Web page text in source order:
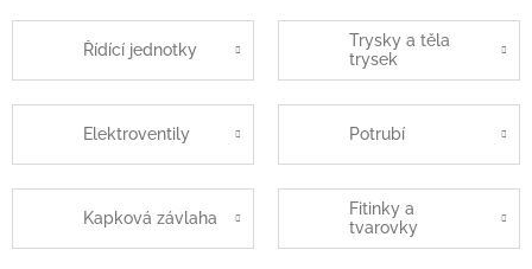
Řídící jednotky
Trysky a těla
trysek
Elektroventily Potrubí
Kapková závlaha
Fitinky a
tvarovky